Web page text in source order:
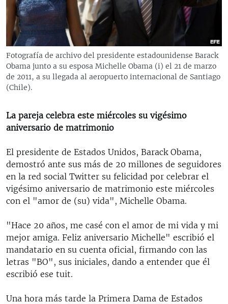
RADIO MARTÍ
ESPECIALES
ESPECIALES
LA REALIDAD DE LA VIVIENDA EN CUBA
SER VIEJO EN CUBA
LOS SANTOS DE HIALEAH
LA INVASIÓN DE RUSIA A UCRANIA
MULTIMEDIA
EDITORIALES
SÍGUENOS
Fotografía de archivo del presidente estadounidense Barack
Obama junto a su esposa Michelle Obama (i) el 21 de marzo
de 2011, a su llegada al aeropuerto internacional de Santiago
(Chile).
La pareja celebra este miércoles su vigésimo
aniversario de matrimonio
El presidente de Estados Unidos, Barack Obama,
demostró ante sus más de 20 millones de seguidores
en la red social Twitter su felicidad por celebrar el
vigésimo aniversario de matrimonio este miércoles
con el "amor de (su) vida", Michelle Obama.
"Hace 20 años, me casé con el amor de mi vida y mi
mejor amiga. Feliz aniversario Michelle" escribió el
mandatario en su cuenta oficial, firmando con las
letras "BO", sus iniciales, dando a entender que él
escribió ese tuit.
Una hora más tarde la Primera Dama de Estados